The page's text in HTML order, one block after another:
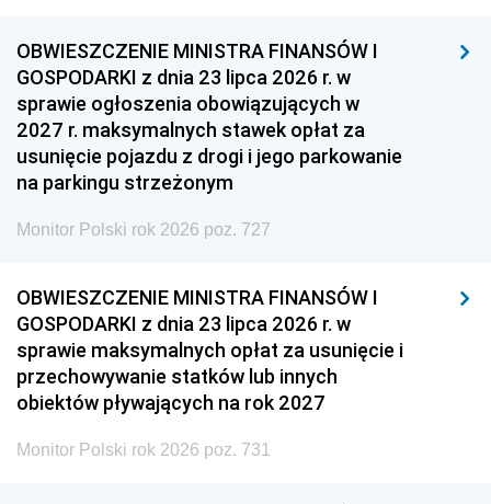
OBWIESZCZENIE MINISTRA FINANSÓW I
GOSPODARKI z dnia 23 lipca 2026 r. w
sprawie ogłoszenia obowiązujących w
2027 r. maksymalnych stawek opłat za
usunięcie pojazdu z drogi i jego parkowanie
na parkingu strzeżonym
Monitor Polski rok 2026 poz. 727
OBWIESZCZENIE MINISTRA FINANSÓW I
GOSPODARKI z dnia 23 lipca 2026 r. w
sprawie maksymalnych opłat za usunięcie i
przechowywanie statków lub innych
obiektów pływających na rok 2027
Monitor Polski rok 2026 poz. 731